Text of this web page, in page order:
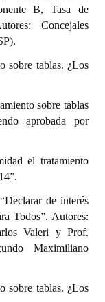
B, Tasa de
Concejales
sobre tablas. ¿Los
sobre tablas
aprobada por
el tratamiento
“Declarar de interés
Todos”. Autores:
Valeri y Prof.
Maximiliano
sobre tablas. ¿Los